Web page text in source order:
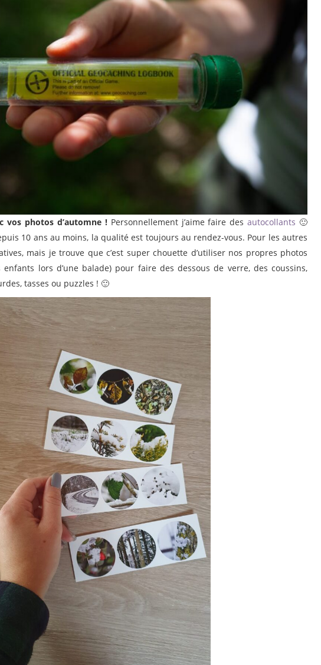
vos photos d’automne !Personnellement j’aime faire desautocollants 🙂
10 ans au moins, la qualité est toujours au rendez-vous. Pour les autres
mais je trouve que c’est super chouette d’utiliser nos propres photos
lors d’une balade) pour faire des dessous de verre, des coussins,
tasses ou puzzles ! 🙂